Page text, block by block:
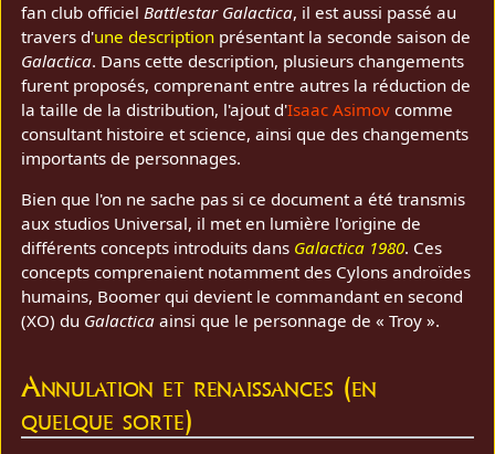
fan club officielBattlestar Galactica, il est aussi passé au
travers d'une description présentant la seconde saison de
Galactica. Dans cette description, plusieurs changements
furent proposés, comprenant entre autres la réduction de
la taille de la distribution, l'ajout d'Isaac Asimov comme
consultant histoire et science, ainsi que des changements
importants de personnages.
Bien que l'on ne sache pas si ce document a été transmis
aux studios Universal, il met en lumière l'origine de
différents concepts introduits dans Galactica 1980. Ces
concepts comprenaient notamment des Cylons androïdes
humains, Boomer qui devient le commandant en second
(XO) du Galactica ainsi que le personnage de « Troy ».
Annulation et renaissances (en
quelque sorte)